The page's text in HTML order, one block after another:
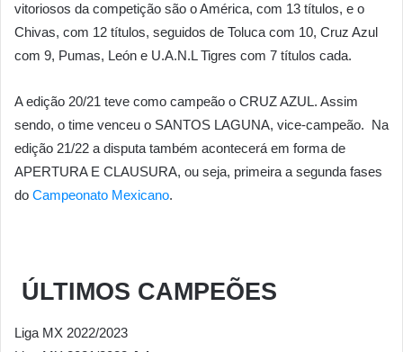
vitoriosos da competição são o América, com 13 títulos, e o
Chivas, com 12 títulos, seguidos de Toluca com 10, Cruz Azul
com 9, Pumas, León e U.A.N.L Tigres com 7 títulos cada.
A edição 20/21 teve como campeão o CRUZ AZUL. Assim
sendo, o time venceu o SANTOS LAGUNA, vice-campeão. Na
edição 21/22 a disputa também acontecerá em forma de
APERTURA E CLAUSURA, ou seja, primeira a segunda fases
do Campeonato Mexicano.
ÚLTIMOS CAMPEÕES
Liga MX 2022/2023